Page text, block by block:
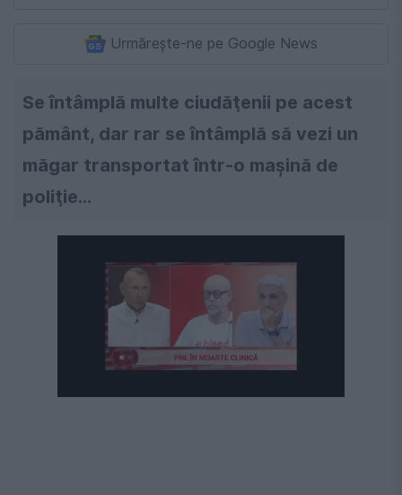
Urmărește-ne pe Google News
Se întâmplă multe ciudăţenii pe acest
pământ, dar rar se întâmplă să vezi un
măgar transportat într-o maşină de
poliţie…